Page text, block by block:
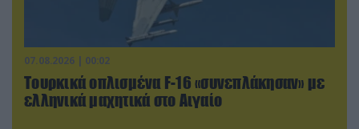
07.08.2026 | 00:02
Τουρκικά οπλισμένα F-16 «συνεπλάκησαν» με
ελληνικά μαχητικά στο Αιγαίο